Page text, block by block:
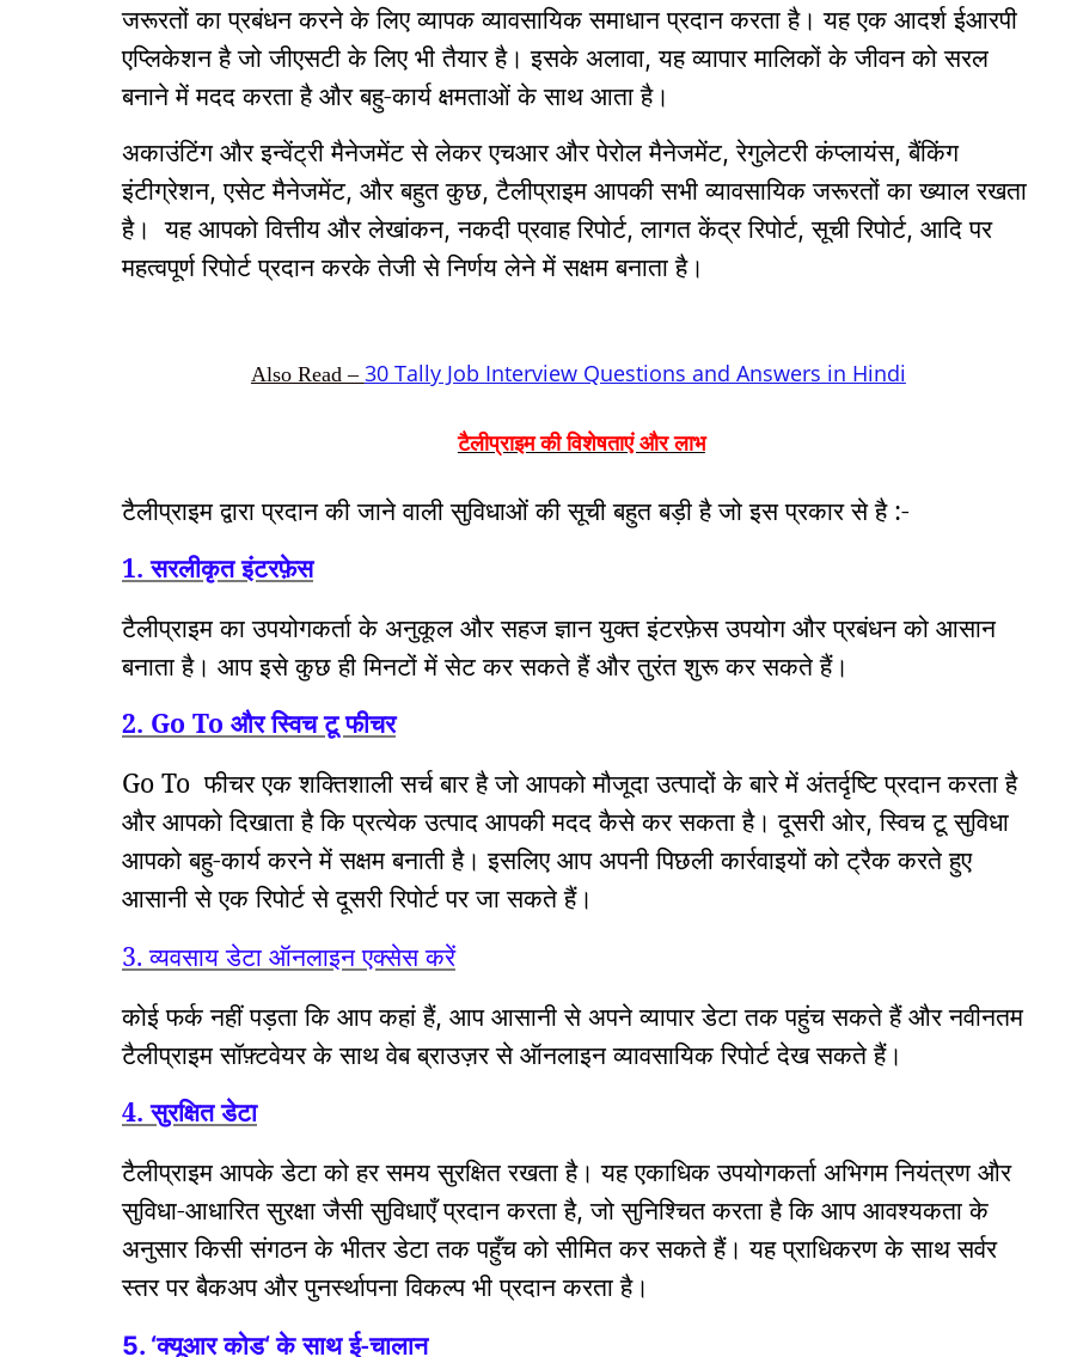
जरूरतों का प्रबंधन करने के लिए व्यापक व्यावसायिक समाधान प्रदान करता है। यह एक आदर्श ईआरपी
एप्लिकेशन है जो जीएसटी के लिए भी तैयार है। इसके अलावा,यह व्यापार मालिकों के जीवन को सरल
बनाने में मदद करता है और बहु-कार्य क्षमताओं के साथ आता है।
अकाउंटिंग और इन्वेंट्री मैनेजमेंट से लेकर एचआर और पेरोल मैनेजमेंट,रेगुलेटरी कंप्लायंस,बैंकिंग
इंटीग्रेशन,एसेट मैनेजमेंट, और बहुत कुछ,टैलीप्राइम आपकी सभी व्यावसायिक जरूरतों का ख्याल रखता
है। यह आपको वित्तीय और लेखांकन,नकदी प्रवाह रिपोर्ट,लागत केंद्र रिपोर्ट,सूची रिपोर्ट, आदि पर
महत्वपूर्ण रिपोर्ट प्रदान करके तेजी से निर्णय लेने में सक्षम बनाता है।
Also Read – 30 Tally Job Interview Questions and Answers in Hindi
टैलीप्राइम की विशेषताएं और लाभ
टैलीप्राइम द्वारा प्रदान की जाने वाली सुविधाओं की सूची बहुत बड़ी है जो इस प्रकार से है :-
1. सरलीकृत इंटरफ़ेस
टैलीप्राइम का उपयोगकर्ता के अनुकूल और सहज ज्ञान युक्त इंटरफ़ेस उपयोग और प्रबंधन को आसान
बनाता है। आप इसे कुछ ही मिनटों में सेट कर सकते हैं और तुरंत शुरू कर सकते हैं।
2. Go To और स्विच टू फीचर
Go To फीचर एक शक्तिशाली सर्च बार है जो आपको मौजूदा उत्पादों के बारे में अंतर्दृष्टि प्रदान करता है
और आपको दिखाता है कि प्रत्येक उत्पाद आपकी मदद कैसे कर सकता है। दूसरी ओर,स्विच टू सुविधा
आपको बहु-कार्य करने में सक्षम बनाती है। इसलिए आप अपनी पिछली कार्रवाइयों को ट्रैक करते हुए
आसानी से एक रिपोर्ट से दूसरी रिपोर्ट पर जा सकते हैं।
3. व्यवसाय डेटा ऑनलाइन एक्सेस करें
कोई फर्क नहीं पड़ता कि आप कहां हैं, आप आसानी से अपने व्यापार डेटा तक पहुंच सकते हैं और नवीनतम
टैलीप्राइम सॉफ़्टवेयर के साथ वेब ब्राउज़र से ऑनलाइन व्यावसायिक रिपोर्ट देख सकते हैं।
4. सुरक्षित डेटा
टैलीप्राइम आपके डेटा को हर समय सुरक्षित रखता है। यह एकाधिक उपयोगकर्ता अभिगम नियंत्रण और
सुविधा-आधारित सुरक्षा जैसी सुविधाएँ प्रदान करता है,जो सुनिश्चित करता है कि आप आवश्यकता के
अनुसार किसी संगठन के भीतर डेटा तक पहुँच को सीमित कर सकते हैं। यह प्राधिकरण के साथ सर्वर
स्तर पर बैकअप और पुनर्स्थापना विकल्प भी प्रदान करता है।
5. ‘क्यूआर कोड‘के साथ ई-चालान